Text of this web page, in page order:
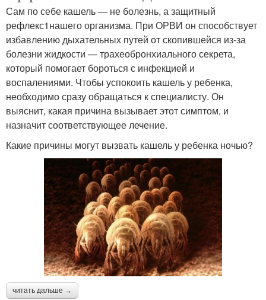
Сам по себе кашель — не болезнь, а защитный
рефлекс1нашего организма. При ОРВИ он способствует
избавлению дыхательных путей от скопившейся из-за
болезни жидкости — трахеобронхиального секрета,
который помогает бороться с инфекцией и
воспалениями. Чтобы успокоить кашель у ребенка,
необходимо сразу обращаться к специалисту. Он
выяснит, какая причина вызывает этот симптом, и
назначит соответствующее лечение.
Какие причины могут вызвать кашель у ребенка ночью?
читать дальше →